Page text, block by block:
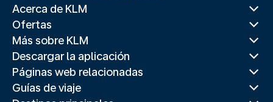
Acerca de KLM
Ofertas
Más sobre KLM
Descargar la aplicación
Páginas web relacionadas
Guías de viaje